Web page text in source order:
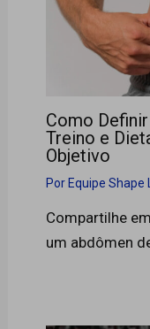
Como
Treino e
Objetivo
Por Equipe Shape
Compartilhe
um abdômen